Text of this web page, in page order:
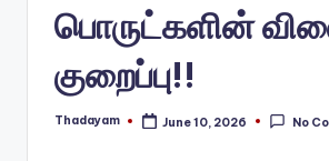
பொருட்களின்
குறைப்பு!!
Posted
Thadayam June 10, 2026 No